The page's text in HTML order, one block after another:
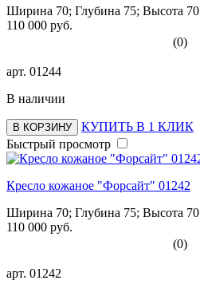
Ширина 70; Глубина 75; Высота 70
110 000 руб.
(0)
арт. 01244
В наличии
В КОРЗИНУ
КУПИТЬ В 1 КЛИК
Быстрый просмотр
Кресло кожаное "Форсайт" 01242
Ширина 70; Глубина 75; Высота 70
110 000 руб.
(0)
арт. 01242